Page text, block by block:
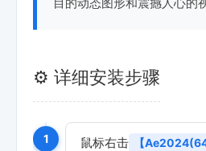
目的动态图形和震撼人心的
⚙️ 详细安装步骤
1 鼠标右击 【